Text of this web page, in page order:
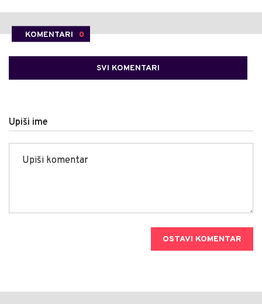
KOMENTARI 0
SVI KOMENTARI
Upiši ime
OSTAVI KOMENTAR